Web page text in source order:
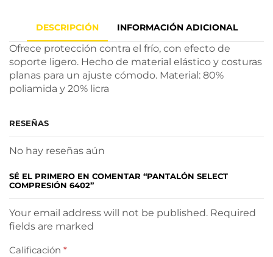
DESCRIPCIÓN INFORMACIÓN ADICIONAL
Ofrece protección contra el frío, con efecto de
soporte ligero. Hecho de material elástico y costuras
planas para un ajuste cómodo. Material: 80%
poliamida y 20% licra
RESEÑAS
No hay reseñas aún
SÉ EL PRIMERO EN COMENTAR “PANTALÓN SELECT
COMPRESIÓN 6402”
Your email address will not be published. Required
fields are marked
Calificación *